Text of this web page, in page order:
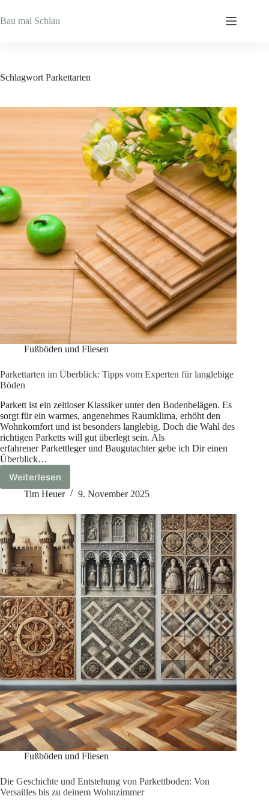
Inhalt
springen
Bau mal Schlau
Schlagwort Parkettarten
Fußböden und Fliesen
Parkettarten im Überblick: Tipps vom Experten für langlebige
Böden
Parkett ist ein zeitloser Klassiker unter den Bodenbelägen. Es
sorgt für ein warmes, angenehmes Raumklima, erhöht den
Wohnkomfort und ist besonders langlebig. Doch die Wahl des
richtigen Parketts will gut überlegt sein. Als
erfahrener Parkettleger und Baugutachter gebe ich Dir einen
Überblick…
WeiterlesenParkettarten
im
Tipps
vom
Experten
für
langlebige
Böden
Tim Heuer 9. November 2025
Fußböden und Fliesen
Die Geschichte und Entstehung von Parkettboden: Von
Versailles bis zu deinem Wohnzimmer